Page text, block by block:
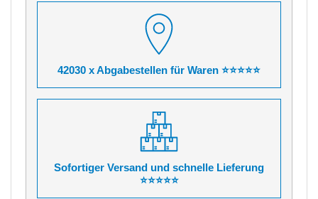
42030 x Abgabestellen für Waren ⭐⭐⭐⭐⭐
Sofortiger Versand und schnelle Lieferung
⭐⭐⭐⭐⭐